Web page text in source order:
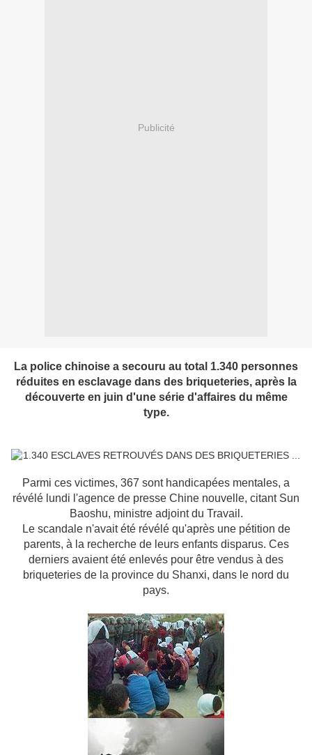
Publicité
La police chinoise a secouru au total 1.340 personnes
réduites en esclavage dans des briqueteries, après la
découverte en juin d'une série d'affaires du même
type.
Parmi ces victimes, 367 sont handicapées mentales, a
révélé lundi l'agence de presse Chine nouvelle, citant Sun
Baoshu, ministre adjoint du Travail.
Le scandale n'avait été révélé qu'après une pétition de
parents, à la recherche de leurs enfants disparus. Ces
derniers avaient été enlevés pour être vendus à des
briqueteries de la province du Shanxi, dans le nord du
pays.